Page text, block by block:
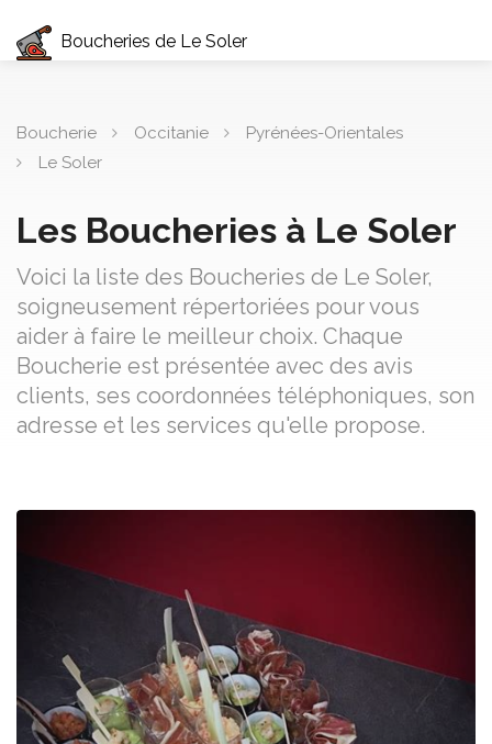
Boucheries de Le Soler
Boucherie Occitanie
Pyrénées-Orientales
Le Soler
Les Boucheries à Le Soler
Voici la liste des Boucheries de Le Soler,
soigneusement répertoriées pour vous
aider à faire le meilleur choix. Chaque
Boucherie est présentée avec des avis
clients, ses coordonnées téléphoniques, son
adresse et les services qu'elle propose.